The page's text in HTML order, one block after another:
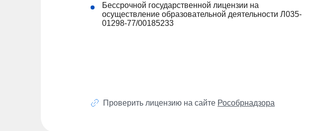
Бессрочной государственной лицензии на
осуществление образовательной деятельности Л035-
01298-77/00185233
Проверить лицензию на сайте Рособрнадзора